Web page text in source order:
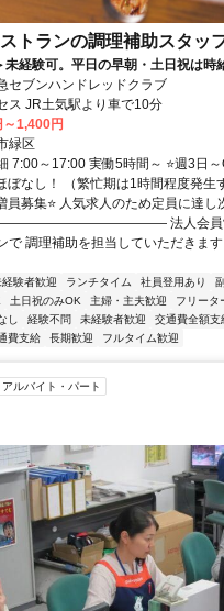
トランの調理補助スタッ
未経験可。平日の早朝・土日祝は時
セブンハンドレッドクラブ
ス JR土気駅より車で10分
1,400円
緑区
7:00～17:00 実働5時間～ ⭐週3日
ぼなし！ （繁忙期は1時間程度発生
員募集⭐ 人気求人のため定員に達し
法人会員制
で 調理補助を担当していただきま
験者歓迎 ランチタイム 社員登用あり
土日祝のみOK 主婦・主夫歓迎 フリータ
し 経験不問 未経験者歓迎 交通費全額支
費支給 長期歓迎 フルタイム歓迎
アルバイト・パート